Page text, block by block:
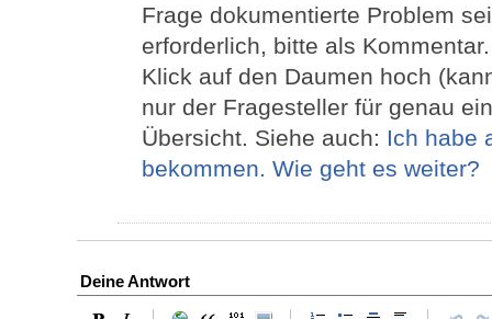
Frage dokumentierte Problem
erforderlich, bitte als
Klick auf den Daumen hoch
nur der Fragesteller für genau
Übersicht. Siehe auch: Ich habe
bekommen. Wie geht es weiter?
Deine Antwort